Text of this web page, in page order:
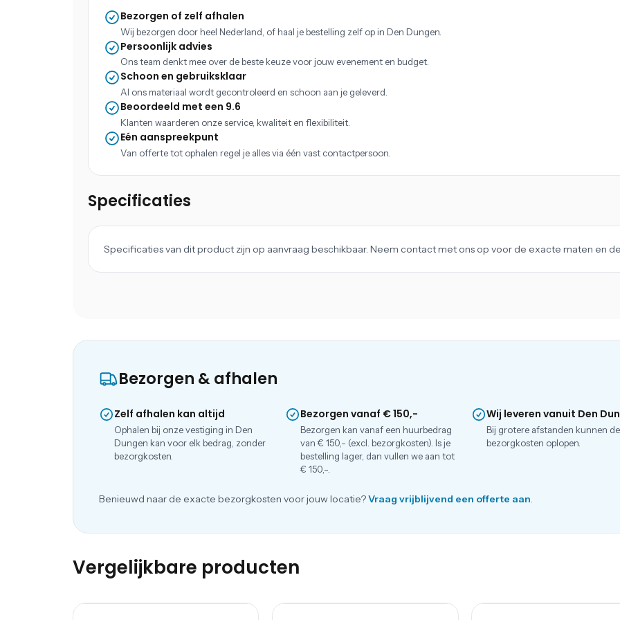
Bezorgen of zelf afhalen
Wij bezorgen door heel Nederland, of haal je bestelling zelf op in Den Dungen.
Persoonlijk advies
Ons team denkt mee over de beste keuze voor jouw evenement en budget.
Schoon en gebruiksklaar
Al ons materiaal wordt gecontroleerd en schoon aan je geleverd.
Beoordeeld met een 9.6
Klanten waarderen onze service, kwaliteit en flexibiliteit.
Eén aanspreekpunt
Van offerte tot ophalen regel je alles via één vast contactpersoon.
Specificaties
Specificaties van dit product zijn op aanvraag beschikbaar. Neem contact met ons op voor de exacte maten en
Bezorgen & afhalen
Zelf afhalen kan altijd
Ophalen bij onze vestiging in Den
Dungen kan voor elk bedrag, zonder
bezorgkosten.
Bezorgen vanaf € 150,-
Bezorgen kan vanaf een huurbedrag
van € 150,- (excl. bezorgkosten). Is je
bestelling lager, dan vullen we aan tot
€ 150,-.
Wij leveren vanuit Den
Bij grotere afstanden kunnen de
bezorgkosten oplopen.
Benieuwd naar de exacte bezorgkosten voor jouw locatie?Vraag vrijblijvend een offerte aan.
Vergelijkbare producten